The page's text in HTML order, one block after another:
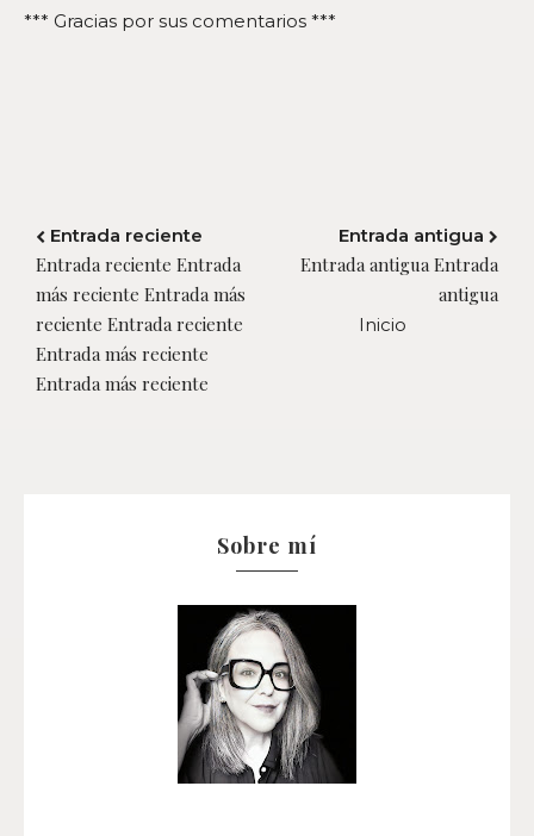
*** Gracias por sus comentarios ***
Entrada reciente
Entrada reciente Entrada
más reciente Entrada más
reciente Entrada reciente
Entrada más reciente
Entrada más reciente
Entrada antigua
Entrada antigua Entrada
antigua
Inicio
Sobre mí